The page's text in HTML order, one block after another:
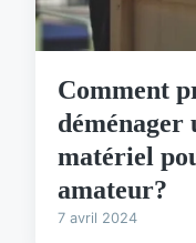
Comment
déménager
matériel
amateur?
7 avril 2024